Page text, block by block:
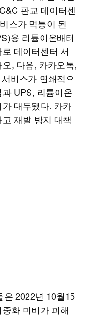
판교 데이터센
스가 먹통이 된
용 리튬이온배터
데이터센터 서
, 다음, 카카오톡,
비스가 연쇄적으
UPS, 리튬이온
대두됐다. 카카
재발 방지 대책
은 2022년 10월15
화 미비가 피해